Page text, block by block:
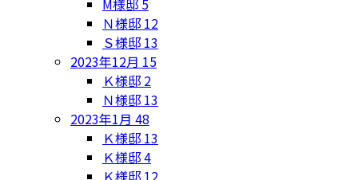
M様邸 5
Ｎ様邸 12
Ｓ様邸 13
2023年12月 15
Ｋ様邸 2
Ｎ様邸 13
2023年1月 48
Ｋ様邸 13
Ｋ様邸4